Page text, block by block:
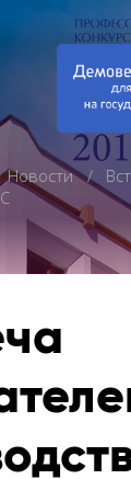
Новости